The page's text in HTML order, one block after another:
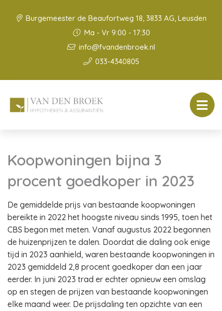
Burgemeester de Beaufortweg 18, 3833 AG, Leusden
Ma - Vr 9:00 - 17:30
info@fvandenbroek.nl
033-4340805
Koopwoningen bijna 3
procent goedkoper in 2023
De gemiddelde prijs van bestaande koopwoningen
bereikte in 2022 het hoogste niveau sinds 1995, toen het
CBS begon met meten. Vanaf augustus 2022 begonnen
de huizenprijzen te dalen. Doordat die daling ook enige
tijd in 2023 aanhield, waren bestaande koopwoningen in
2023 gemiddeld 2,8 procent goedkoper dan een jaar
eerder. In juni 2023 trad er echter opnieuw een omslag
op en stegen de prijzen van bestaande koopwoningen
elke maand weer. De prijsdaling ten opzichte van een